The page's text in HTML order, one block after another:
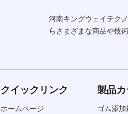
河南キングウェイテク
らさまざまな商品や技
クイックリンク
ホームページ
製品
ゴム添加